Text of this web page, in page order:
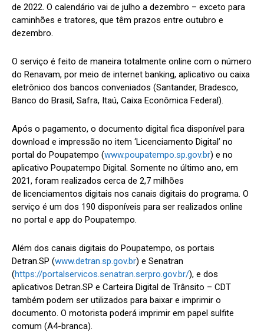
de 2022. O calendário vai de julho a dezembro – exceto para
caminhões e tratores, que têm prazos entre outubro e
dezembro.
O serviço é feito de maneira totalmente online com o número
do Renavam, por meio de internet banking, aplicativo ou caixa
eletrônico dos bancos conveniados (Santander, Bradesco,
Banco do Brasil, Safra, Itaú, Caixa Econômica Federal).
Após o pagamento, o documento digital fica disponível para
download e impressão no item ‘Licenciamento Digital’ no
portal do Poupatempo (www.poupatempo.sp.gov.br) e no
aplicativo Poupatempo Digital. Somente no último ano, em
2021, foram realizados cerca de 2,7 milhões
de licenciamentos digitais nos canais digitais do programa. O
serviço é um dos 190 disponíveis para ser realizados online
no portal e app do Poupatempo.
Além dos canais digitais do Poupatempo, os portais
Detran.SP (www.detran.sp.gov.br) e Senatran
(https://portalservicos.senatran.serpro.gov.br/), e dos
aplicativos Detran.SP e Carteira Digital de Trânsito – CDT
também podem ser utilizados para baixar e imprimir o
documento. O motorista poderá imprimir em papel sulfite
comum (A4-branca).